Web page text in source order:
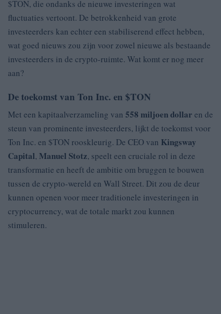
$TON, die ondanks de nieuwe investeringen wat
fluctuaties vertoont. De betrokkenheid van grote
investeerders kan echter een stabiliserend effect hebben,
wat goed nieuws zou zijn voor zowel nieuwe als bestaande
investeerders in de crypto-ruimte. Wat komt er nog meer
aan?
De toekomst van Ton Inc. en $TON
Met een kapitaalverzameling van 558 miljoen dollar en de
steun van prominente investeerders, lijkt de toekomst voor
Ton Inc. en $TON rooskleurig. De CEO van Kingsway
Capital, Manuel Stotz, speelt een cruciale rol in deze
transformatie en heeft de ambitie om bruggen te bouwen
tussen de crypto-wereld en Wall Street. Dit zou de deur
kunnen openen voor meer traditionele investeringen in
cryptocurrency, wat de totale markt zou kunnen
stimuleren.